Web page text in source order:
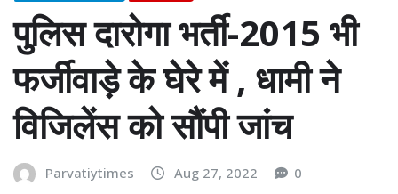
पुलिस दारोगा भर्ती-2015 भी
फर्जीवाड़े के घेरे में , धामी ने
विजिलेंस को सौंपी जांच
Parvatiytimes Aug 27, 2022 0